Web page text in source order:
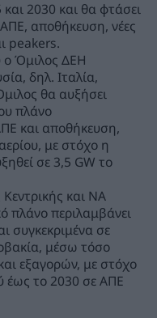
2030 και θα φτάσει
αποθήκευση, νέες
peakers.
ο Όμιλος ΔΕΗ
δηλ. Ιταλία,
θα αυξήσει
πλάνο
και αποθήκευση,
με στόχο η
σε 3,5 GW το
και ΝΑ
πλάνο περιλαμβάνει
συγκεκριμένα σε
μέσω τόσο
εξαγορών, με στόχο
έως το 2030 σε ΑΠΕ